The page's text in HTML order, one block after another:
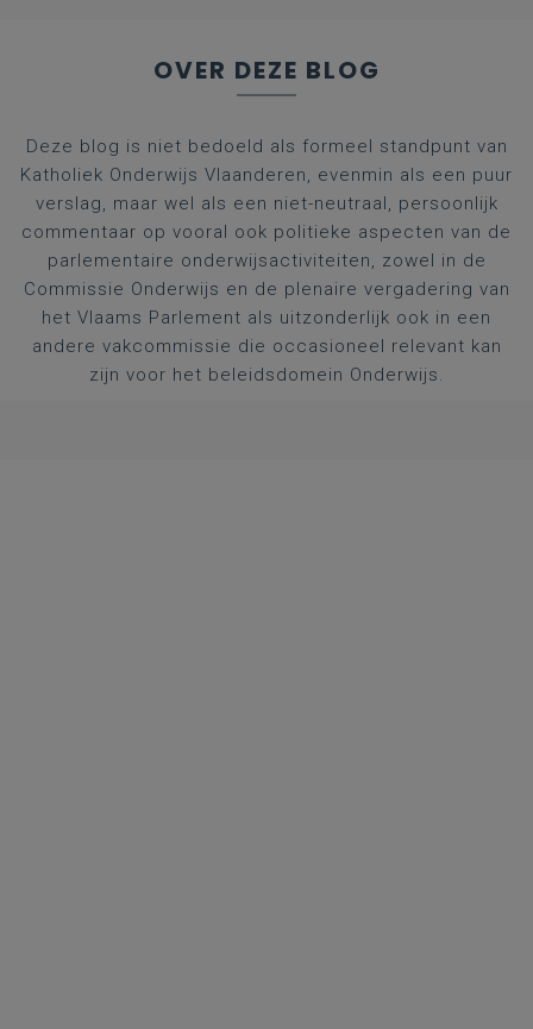
OVER DEZE BLOG
Deze blog is niet bedoeld als formeel standpunt van
Katholiek Onderwijs Vlaanderen, evenmin als een puur
verslag, maar wel als een niet-neutraal, persoonlijk
commentaar op vooral ook politieke aspecten van de
parlementaire onderwijsactiviteiten, zowel in de
Commissie Onderwijs en de plenaire vergadering van
het Vlaams Parlement als uitzonderlijk ook in een
andere vakcommissie die occasioneel relevant kan
zijn voor het beleidsdomein Onderwijs.